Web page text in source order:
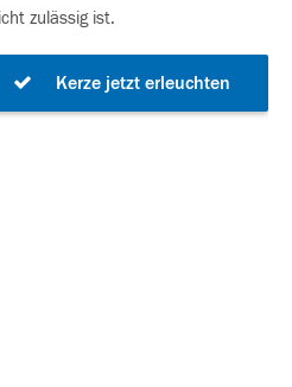
zulässig ist.
Kerze jetzt erleuchten